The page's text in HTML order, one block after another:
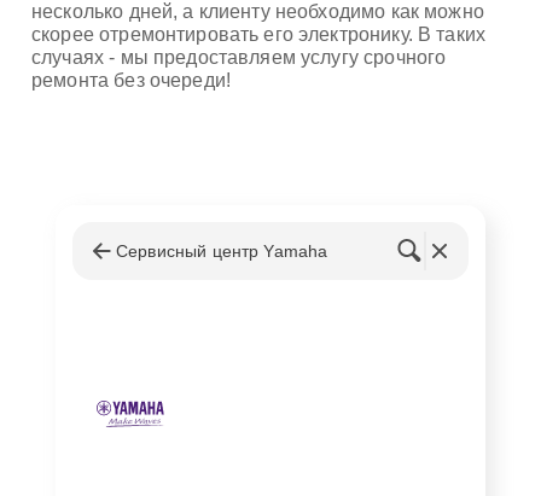
несколько дней, а клиенту необходимо как можно
скорее отремонтировать его электронику. В таких
случаях - мы предоставляем услугу срочного
ремонта без очереди!
Сервисный центр Yamaha